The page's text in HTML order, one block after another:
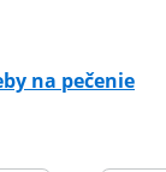
na pečenie